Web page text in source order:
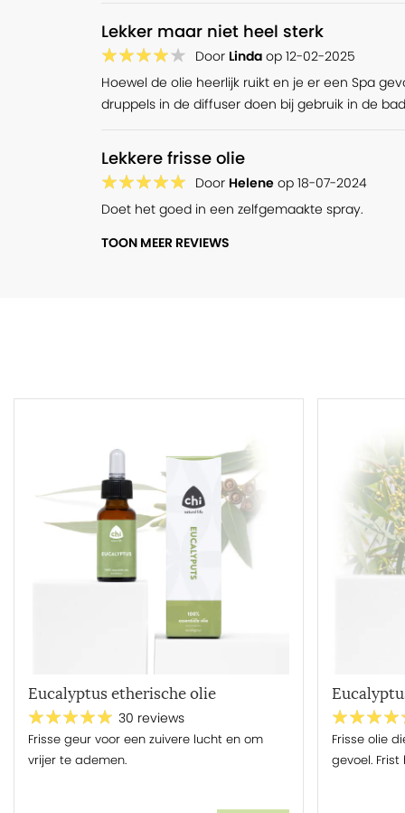
essentiële olie andere honingsoorten of de meer
omtoveren. Of beter gezegd upgraden met bijvoorbeeld
biologische essentiële olie toe per 250 gram honing en
verwarm de honing eerst even – au bain-marie – op
Download hier GRATIS het ‘De keuken in met Chi’
Aromaformules"! Leer denken als een aromatherapeut
essentiële olie is enkel en alleen de SKAL-certificering
kunnen vele biologische essentiële oliën worden
oliën zelfs toegestane smaakstoffen zijn in de
essentiële oliën zijn bijzonder geschikt voor gebruik in de
zéér lage doseringen aan voedingsproducten
voor de veiligheid maximaal: 2 druppels op een 100 ml
Wat is aromatherapie?
Aromatherapie vormt het fundament en hart van Chi.
aromatherapie, maar wat is het nu eigenlijk? De meeste
waar, maar het is veel breder dan dat: er zijn wel 1001
jaren gebruikt in onze huidverzorgingsproducten, als
binnen de reguliere en complementaire
eigenschappen en kent verschillende toepassingen.
aromatherapie.
Lekker maar niet heel sterk
Door Linda op 12-02-2025
Hoewel de olie heerlijk ruikt en je er een Spa
druppels in de diffuser doen bij gebruik in de
Lekkere frisse olie
Door Helene op 18-07-2024
Doet het goed in een zelfgemaakte spray.
TOON MEER REVIEWS
Eucalyptus etherische olie
30 reviews
Frisse geur voor een zuivere lucht en om
vrijer te ademen.
Frisse olie
gevoel.